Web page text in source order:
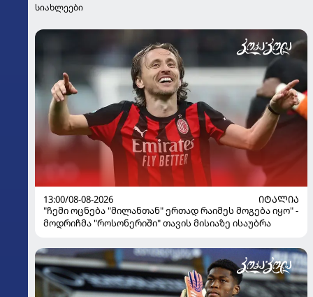
სიახლეები
13:00/08-08-2026
ᲘᲢᲐᲚᲘᲐ
"ჩემი ოცნება "მილანთან" ერთად რაიმეს მოგება იყო" -
მოდრიჩმა "როსონერიში" თავის მისიაზე ისაუბრა